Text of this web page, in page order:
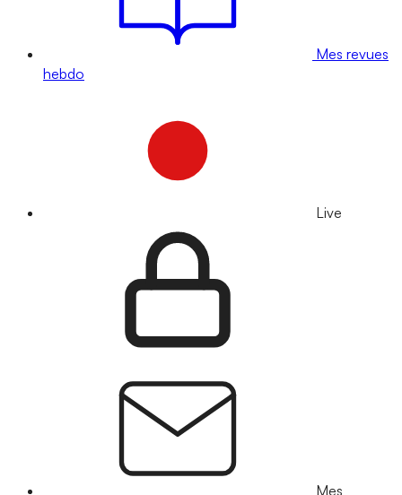
Mes revues
hebdo
Live
Mes